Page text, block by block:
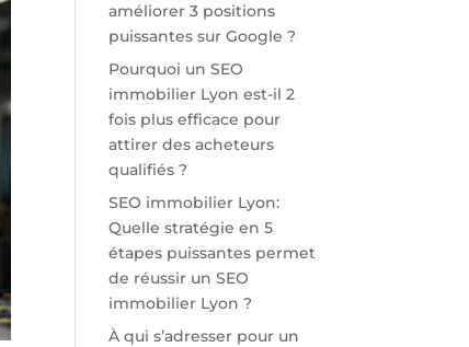
améliorer 3 positions
puissantes sur Google ?
Pourquoi un SEO
immobilier Lyon est-il 2
fois plus efficace pour
attirer des acheteurs
qualifiés ?
SEO immobilier Lyon:
Quelle stratégie en 5
étapes puissantes permet
de réussir un SEO
immobilier Lyon ?
À qui s’adresser pour un